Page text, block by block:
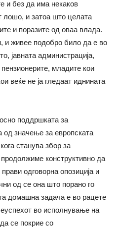
и без да има некаков
лошо, и затоа што целата
и поразите од оваа влада.
и живее подобро било да е во
јавната администрација,
младите кои
веќе не ја гледаат иднината
поддршката за
од значење за европската
станува збор за
конструктивно да
одговорна опозиција и
од се она што порано го
домашна задача е во рацете
во исполнување на
се покрие со